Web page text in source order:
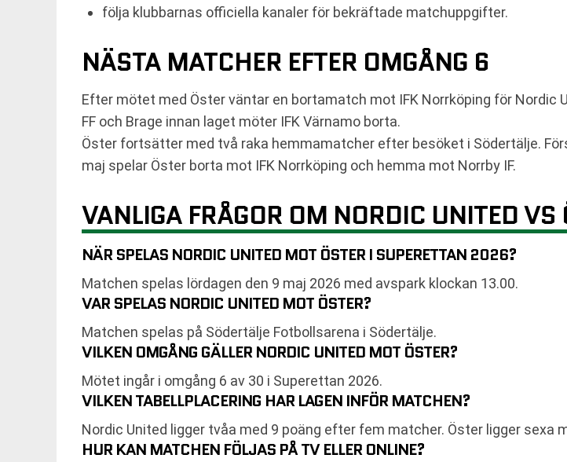
följa klubbarnas officiella kanaler för bekräftade matchuppgifter.
NÄSTA MATCHER EFTER OMGÅNG 6
Efter mötet med Öster väntar en bortamatch mot IFK Norrköping för Nordic
FF och Brage innan laget möter IFK Värnamo borta.
Öster fortsätter med två raka hemmamatcher efter besöket i Södertälje.
maj spelar Öster borta mot IFK Norrköping och hemma mot Norrby IF.
VANLIGA FRÅGOR OM NORDIC UNITED VS
NÄR SPELAS NORDIC UNITED MOT ÖSTER I SUPERETTAN 2026?
Matchen spelas lördagen den 9 maj 2026 med avspark klockan 13.00.
VAR SPELAS NORDIC UNITED MOT ÖSTER?
Matchen spelas på Södertälje Fotbollsarena i Södertälje.
VILKEN OMGÅNG GÄLLER NORDIC UNITED MOT ÖSTER?
Mötet ingår i omgång 6 av 30 i Superettan 2026.
VILKEN TABELLPLACERING HAR LAGEN INFÖR MATCHEN?
Nordic United ligger tvåa med 9 poäng efter fem matcher. Öster ligger sexa
HUR KAN MATCHEN FÖLJAS PÅ TV ELLER ONLINE?